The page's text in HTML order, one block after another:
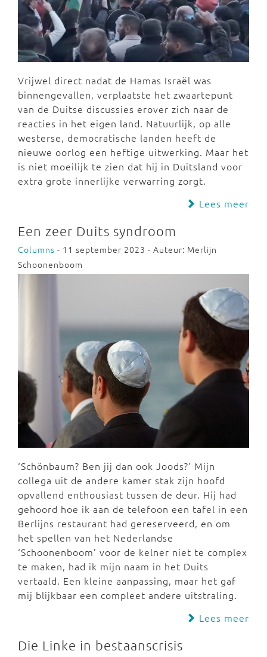
Vrijwel direct nadat de Hamas Israël was
binnengevallen, verplaatste het zwaartepunt
van de Duitse discussies erover zich naar de
reacties in het eigen land. Natuurlijk, op alle
westerse, democratische landen heeft de
nieuwe oorlog een heftige uitwerking. Maar het
is niet moeilijk te zien dat hij in Duitsland voor
extra grote innerlijke verwarring zorgt.
Lees meer
Een zeer Duits syndroom
Columns - 11 september 2023 - Auteur: Merlijn
Schoonenboom
‘Schönbaum? Ben jij dan ook Joods?’ Mijn
collega uit de andere kamer stak zijn hoofd
opvallend enthousiast tussen de deur. Hij had
gehoord hoe ik aan de telefoon een tafel in een
Berlijns restaurant had gereserveerd, en om
het spellen van het Nederlandse
‘Schoonenboom’ voor de kelner niet te complex
te maken, had ik mijn naam in het Duits
vertaald. Een kleine aanpassing, maar het gaf
mij blijkbaar een compleet andere uitstraling.
Lees meer
Die Linke in bestaanscrisis